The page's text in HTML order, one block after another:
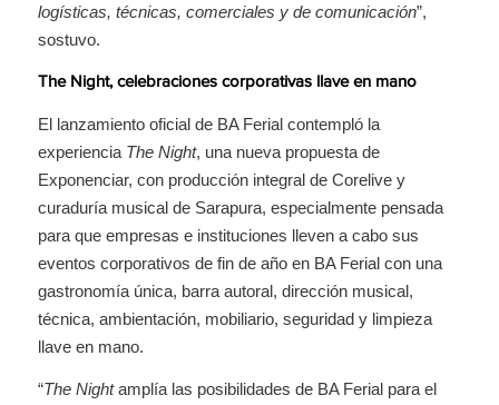
logísticas, técnicas, comerciales y de comunicación”,
sostuvo.
The Night, celebraciones corporativas llave en mano
El lanzamiento oficial de BA Ferial contempló la
experiencia The Night, una nueva propuesta de
Exponenciar, con producción integral de Corelive y
curaduría musical de Sarapura, especialmente pensada
para que empresas e instituciones lleven a cabo sus
eventos corporativos de fin de año en BA Ferial con una
gastronomía única, barra autoral, dirección musical,
técnica, ambientación, mobiliario, seguridad y limpieza
llave en mano.
“The Nightamplía las posibilidades de BA Ferial para el